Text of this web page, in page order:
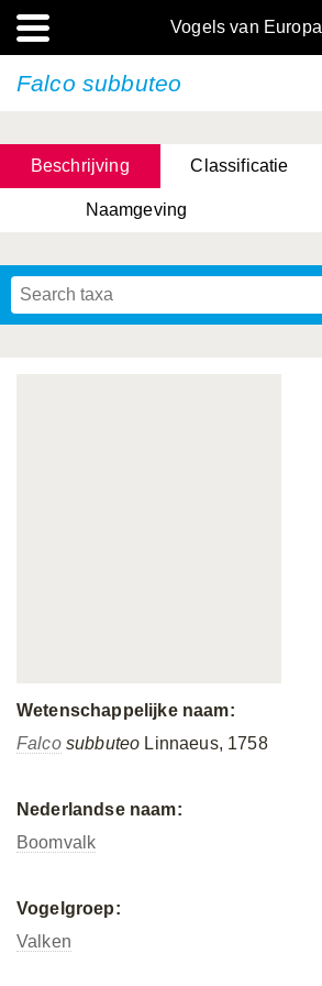
Vogels van Europa
Falco subbuteo
Beschrijving Classificatie
Naamgeving
Wetenschappelijke naam:
Falcosubbuteo Linnaeus, 1758
Nederlandse naam:
Boomvalk
Vogelgroep:
Valken